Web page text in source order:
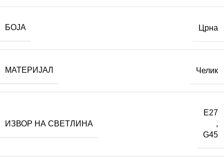
БОЈА Црна
МАТЕРИЈАЛ Челик
ИЗВОР НА СВЕТЛИНА
E27
,
G45